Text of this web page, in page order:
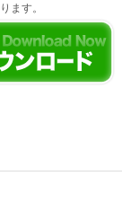
ます。